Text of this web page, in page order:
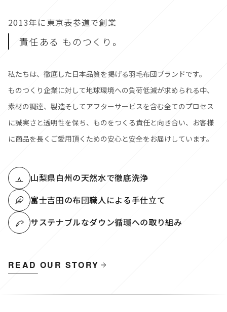
2013年に東京表参道で創業
責任ある ものつくり。
私たちは、徹底した日本品質を掲げる羽毛布団ブランドです。
ものつくり企業に対して地球環境への負荷低減が求められる中、
素材の調達、製造そしてアフターサービスを含む全てのプロセス
に誠実さと透明性を保ち、ものをつくる責任と向き合い、お客様
に商品を長くご愛用頂くための安心と安全をお届けしています。
山梨県白州の天然水で徹底洗浄
富士吉田の布団職人による手仕立て
サステナブルなダウン循環への取り組み
READ OUR STORY